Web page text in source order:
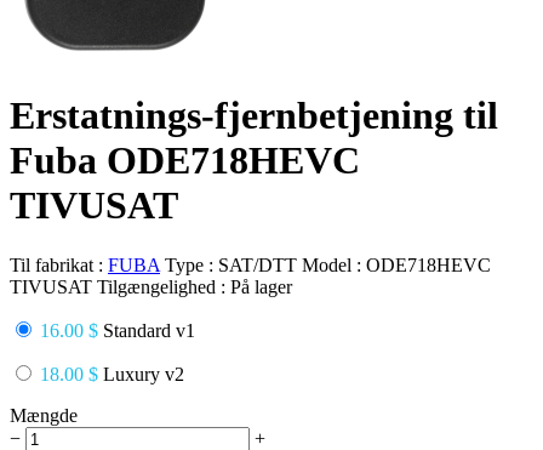
Erstatnings-fjernbetjening til
Fuba ODE718HEVC
TIVUSAT
Til fabrikat : FUBA Type : SAT/DTT Model : ODE718HEVC
TIVUSAT Tilgængelighed : På lager
16.00 $ Standard v1
18.00 $ Luxury v2
Mængde
−
+